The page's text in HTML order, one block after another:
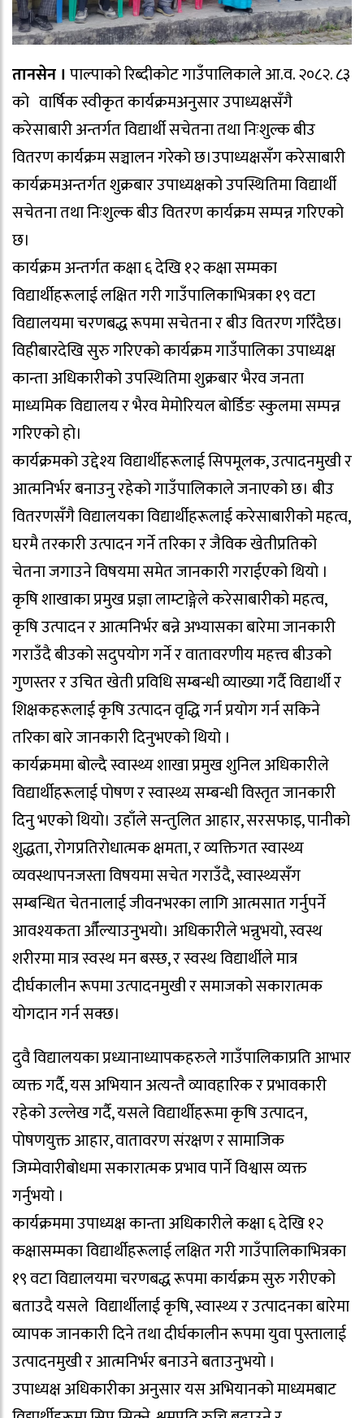
तानसेन । पाल्पाको रिब्दीकोट गाउँपालिकाले आ.व. २०८२. ८३
को वार्षिक स्वीकृत कार्यक्रमअनुसार उपाध्यक्षसँगै
करेसाबारी अन्तर्गत विद्यार्थी सचेतना तथा निःशुल्क बीउ
वितरण कार्यक्रम सञ्चालन गरेको छ।उपाध्यक्षसँग करेसाबारी
कार्यक्रमअन्तर्गत शुक्रबार उपाध्यक्षको उपस्थितिमा विद्यार्थी
सचेतना तथा निःशुल्क बीउ वितरण कार्यक्रम सम्पन्न गरिएको
छ।
कार्यक्रम अन्तर्गत कक्षा ६ देखि १२ कक्षा सम्मका
विद्यार्थीहरूलाई लक्षित गरी गाउँपालिकाभित्रका १९ वटा
विद्यालयमा चरणबद्ध रूपमा सचेतना र बीउ वितरण गरिँदैछ।
विहीबारदेखि सुरु गरिएको कार्यक्रम गाउँपालिका उपाध्यक्ष
कान्ता अधिकारीको उपस्थितिमा शुक्रबार भैरव जनता
माध्यमिक विद्यालय र भैरव मेमोरियल बोर्डिङ स्कुलमा सम्पन्न
गरिएको हो।
कार्यक्रमको उद्देश्य विद्यार्थीहरूलाई सिपमूलक, उत्पादनमुखी र
आत्मनिर्भर बनाउनु रहेको गाउँपालिकाले जनाएको छ। बीउ
वितरणसँगै विद्यालयका विद्यार्थीहरूलाई करेसाबारीको महत्व,
घरमै तरकारी उत्पादन गर्ने तरिका र जैविक खेतीप्रतिको
चेतना जगाउने विषयमा समेत जानकारी गराईएको थियो ।
कृषि शाखाका प्रमुख प्रज्ञा लाम्टाङ्गेले करेसाबारीको महत्व,
कृषि उत्पादन र आत्मनिर्भर बन्ने अभ्यासका बारेमा जानकारी
गराउँदै बीउको सदुपयोग गर्ने र वातावरणीय महत्त्व बीउको
गुणस्तर र उचित खेती प्रविधि सम्बन्धी व्याख्या गर्दै विद्यार्थी र
शिक्षकहरूलाई कृषि उत्पादन वृद्धि गर्न प्रयोग गर्न सकिने
तरिका बारे जानकारी दिनुभएको थियो ।
कार्यक्रममा बोल्दै स्वास्थ्य शाखा प्रमुख शुनिल अधिकारीले
विद्यार्थीहरूलाई पोषण र स्वास्थ्य सम्बन्धी विस्तृत जानकारी
दिनु भएको थियो। उहाँले सन्तुलित आहार, सरसफाइ, पानीको
शुद्धता, रोगप्रतिरोधात्मक क्षमता, र व्यक्तिगत स्वास्थ्य
व्यवस्थापनजस्ता विषयमा सचेत गराउँदै, स्वास्थ्यसँग
सम्बन्धित चेतनालाई जीवनभरका लागि आत्मसात गर्नुपर्ने
आवश्यकता औँल्याउनुभयो। अधिकारीले भन्नुभयो, स्वस्थ
शरीरमा मात्र स्वस्थ मन बस्छ, र स्वस्थ विद्यार्थीले मात्र
दीर्घकालीन रूपमा उत्पादनमुखी र समाजको सकारात्मक
योगदान गर्न सक्छ।
दुवै विद्यालयका प्रध्यानाध्यापकहरुले गाउँपालिकाप्रति आभार
व्यक्त गर्दै, यस अभियान अत्यन्तै व्यावहारिक र प्रभावकारी
रहेको उल्लेख गर्दै, यसले विद्यार्थीहरूमा कृषि उत्पादन,
पोषणयुक्त आहार, वातावरण संरक्षण र सामाजिक
जिम्मेवारीबोधमा सकारात्मक प्रभाव पार्ने विश्वास व्यक्त
गर्नुभयो ।
कार्यक्रममा उपाध्यक्ष कान्ता अधिकारीले कक्षा ६ देखि १२
कक्षासम्मका विद्यार्थीहरूलाई लक्षित गरी गाउँपालिकाभित्रका
१९ वटा विद्यालयमा चरणबद्ध रूपमा कार्यक्रम सुरु गरीएको
बताउदै यसले विद्यार्थीलाई कृषि, स्वास्थ्य र उत्पादनका बारेमा
व्यापक जानकारी दिने तथा दीर्घकालीन रूपमा युवा पुस्तालाई
उत्पादनमुखी र आत्मनिर्भर बनाउने बताउनुभयो ।
उपाध्यक्ष अधिकारीका अनुसार यस अभियानको माध्यमबाट